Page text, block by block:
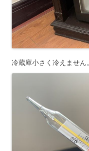
冷蔵庫小さく冷えません。